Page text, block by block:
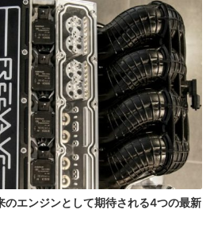
のエンジンとして期待される4つの最新